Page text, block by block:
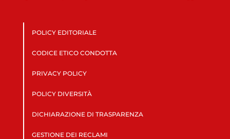
POLICY EDITORIALE
CODICE ETICO CONDOTTA
PRIVACY POLICY
POLICY DIVERSITÀ
DICHIARAZIONE DI TRASPARENZA
GESTIONE DEI RECLAMI